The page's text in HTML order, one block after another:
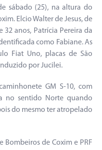
sábado (25), na altura do
Elcio Walter de Jesus, de
32 anos, Patrícia Pereira da
como Fabiane. As
Fiat Uno, placas de São
por Jucilei.
GM S-10, com
no sentido Norte quando
do mesmo ter atropelado
Bombeiros de Coxim e PRF